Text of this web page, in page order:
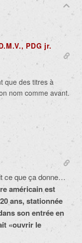
PDG jr.
que des titres à
nom comme avant.
ce que ça donne…
américain est
ans, stationnée
son entrée en
«ouvrir le